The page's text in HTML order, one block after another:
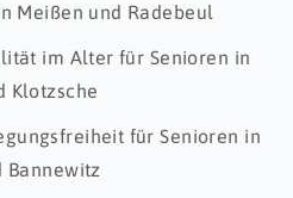
Meißen und Radebeul
im Alter für Senioren in
Klotzsche
für Senioren in
Bannewitz